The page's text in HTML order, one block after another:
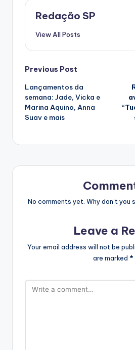
Redação SP
View All Posts
Post
navigation
Previous Post
Lançamentos da
semana: Jade, Vicka e
Marina Aquino, Anna
Suav e mais
No comments yet. Why don’t
Leave a
Your email address will not be
are marked *